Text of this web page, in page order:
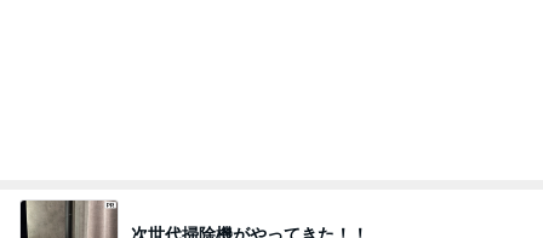
次世代掃除機がやってきた！！